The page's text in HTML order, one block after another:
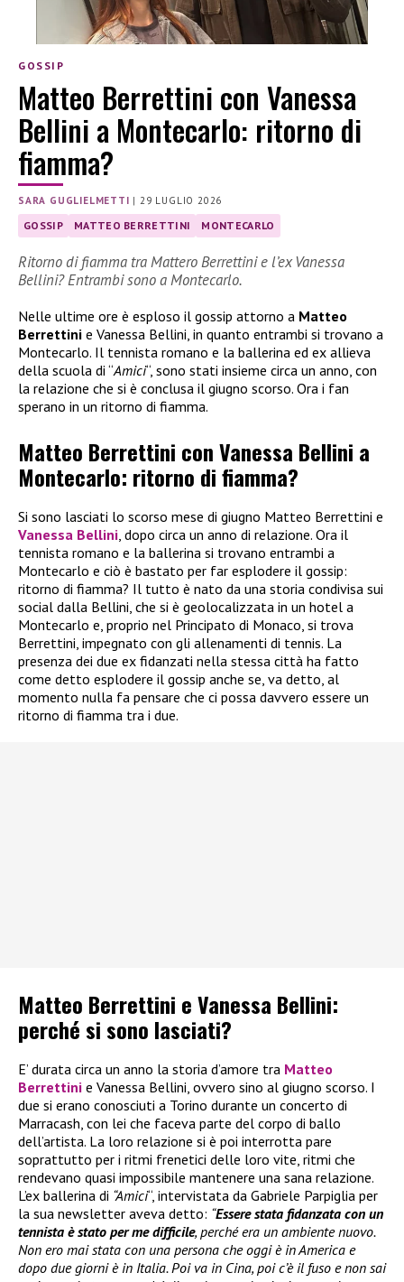
GOSSIP
Matteo Berrettini con Vanessa
Bellini a Montecarlo: ritorno di
fiamma?
SARA GUGLIELMETTI |29 LUGLIO 2026
GOSSIP MATTEO BERRETTINI MONTECARLO
Ritorno di fiamma tra Mattero Berrettini e l’ex Vanessa
Bellini? Entrambi sono a Montecarlo.
Nelle ultime ore è esploso il gossip attorno a Matteo
Berrettini e Vanessa Bellini, in quanto entrambi si trovano a
Montecarlo. Il tennista romano e la ballerina ed ex allieva
della scuola di “Amici“, sono stati insieme circa un anno, con
la relazione che si è conclusa il giugno scorso. Ora i fan
sperano in un ritorno di fiamma.
Matteo Berrettini con Vanessa Bellini a
Montecarlo: ritorno di fiamma?
Si sono lasciati lo scorso mese di giugno Matteo Berrettini e
Vanessa Bellini, dopo circa un anno di relazione. Ora il
tennista romano e la ballerina si trovano entrambi a
Montecarlo e ciò è bastato per far esplodere il gossip:
ritorno di fiamma? Il tutto è nato da una storia condivisa sui
social dalla Bellini, che si è geolocalizzata in un hotel a
Montecarlo e, proprio nel Principato di Monaco, si trova
Berrettini, impegnato con gli allenamenti di tennis. La
presenza dei due ex fidanzati nella stessa città ha fatto
come detto esplodere il gossip anche se, va detto, al
momento nulla fa pensare che ci possa davvero essere un
ritorno di fiamma tra i due.
Matteo Berrettini e Vanessa Bellini:
perché si sono lasciati?
E’ durata circa un anno la storia d’amore tra Matteo
Berrettini e Vanessa Bellini, ovvero sino al giugno scorso. I
due si erano conosciuti a Torino durante un concerto di
Marracash, con lei che faceva parte del corpo di ballo
dell’artista. La loro relazione si è poi interrotta pare
soprattutto per i ritmi frenetici delle loro vite, ritmi che
rendevano quasi impossibile mantenere una sana relazione.
L’ex ballerina di “Amici“, intervistata da Gabriele Parpiglia per
la sua newsletter aveva detto: “Essere stata fidanzata con un
tennista è stato per me difficile, perché era un ambiente nuovo.
Non ero mai stata con una persona che oggi è in America e
dopo due giorni è in Italia. Poi va in Cina, poi c’è il fuso e non sai